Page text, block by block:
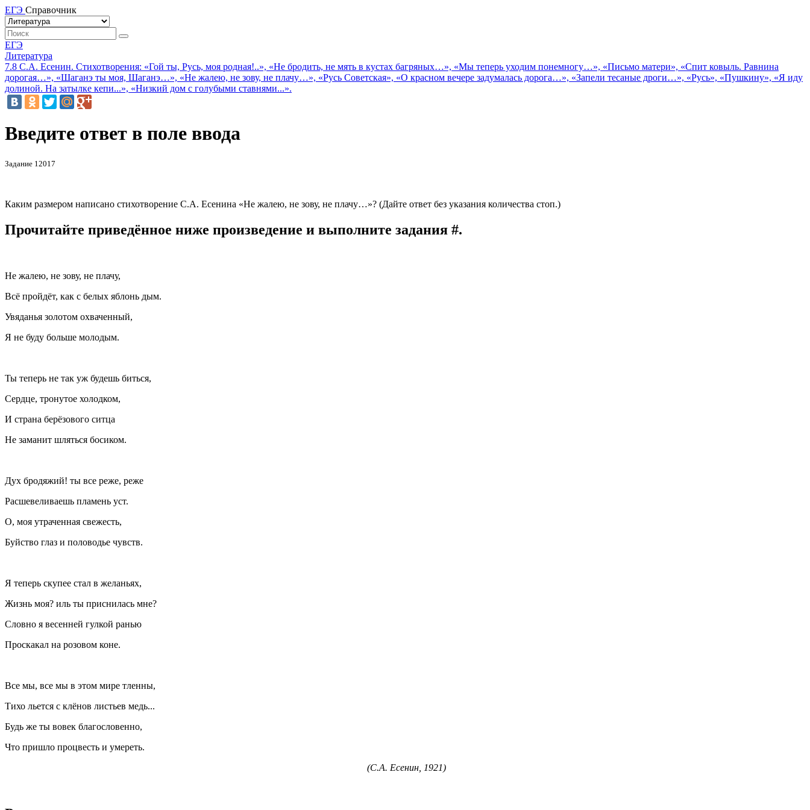
ЕГЭ Справочник
ЕГЭ
Литература
7.8 С.А. Есенин. Стихотворения: «Гой ты, Русь, моя родная!..», «Не бродить, не мять в кустах багряных…», «Мы теперь уходим понемногу…», «Письмо матери», «Спит ковыль. Равнина
дорогая…», «Шаганэ ты моя, Шаганэ…», «Не жалею, не зову, не плачу…», «Русь Советская», «О красном вечере задумалась дорога…», «Запели тесаные дроги…», «Русь», «Пушкину», «Я иду
долиной. На затылке кепи...», «Низкий дом с голубыми ставнями...».
Введите ответ в поле ввода
Задание 12017
Каким размером написано стихотворение С.А. Есенина «Не жалею, не зову, не плачу…»? (Дайте ответ без указания количества стоп.)
Прочитайте приведённое ниже произведение и выполните задания #.
Не жалею, не зову, не плачу,
Всё пройдёт, как с белых яблонь дым.
Увяданья золотом охваченный,
Я не буду больше молодым.
Ты теперь не так уж будешь биться,
Сердце, тронутое холодком,
И страна берёзового ситца
Не заманит шляться босиком.
Дух бродяжий! ты все реже, реже
Расшевеливаешь пламень уст.
О, моя утраченная свежесть,
Буйство глаз и половодье чувств.
Я теперь скупее стал в желаньях,
Жизнь моя? иль ты приснилась мне?
Словно я весенней гулкой ранью
Проскакал на розовом коне.
Все мы, все мы в этом мире тленны,
Тихо льется с клёнов листьев медь...
Будь же ты вовек благословенно,
Что пришло процвесть и умереть.
(С.А. Есенин, 1921)